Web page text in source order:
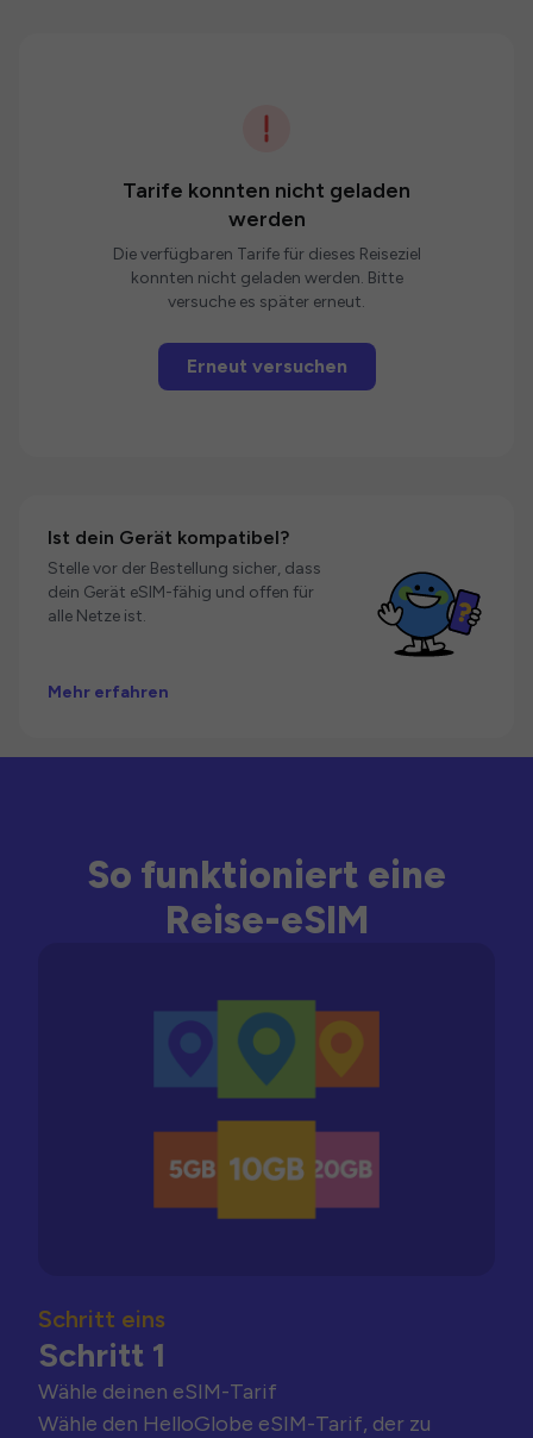
Tarife konnten nicht geladen
werden
Die verfügbaren Tarife für dieses Reiseziel
konnten nicht geladen werden. Bitte
versuche es später erneut.
Erneut versuchen
Ist dein Gerät kompatibel?
Stelle vor der Bestellung sicher, dass
dein Gerät eSIM-fähig und offen für
alle Netze ist.
Mehr erfahren
So funktioniert eine
Reise-eSIM
Schritt eins
Schritt 1
Wähle deinen eSIM-Tarif
Wähle den HelloGlobe eSIM-Tarif, der zu